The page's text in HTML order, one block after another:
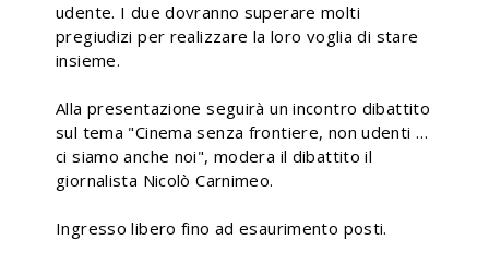
udente. I due dovranno superare molti
pregiudizi per realizzare la loro voglia di stare
insieme.
Alla presentazione seguirà un incontro dibattito
sul tema "Cinema senza frontiere, non udenti …
ci siamo anche noi", modera il dibattito il
giornalista Nicolò Carnimeo.
Ingresso libero fino ad esaurimento posti.